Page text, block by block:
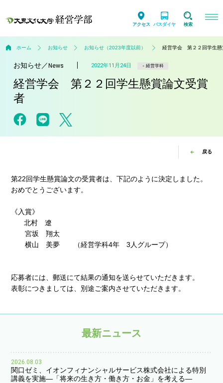
アクセス バスダイヤ 検索
ホーム お知らせ お知らせ（2023年度以前） 経営学会 第２２回学生懸
お知らせ／ News 2022年11月24日 経営学科
経営学会 第２２回学生懸賞論文受賞
者
戻る
第22回学生懸賞論文の受賞者は、下記のように決定しました。
おめでとうございます。
《入賞》
北村 遼
宮坂 翔太
横山 美夢 （経営学科4年 3人グループ）
応募者には、郵送にて結果の通知を送らせていただきます。
表彰につきましては、別途ご案内させていただきます。
最新ニュース
2026.08.03
関口ゼミ、イオンフィナンシャルサービス株式会社による特別
講義を実施―「将来の生き方・働き方・お金」を考える―